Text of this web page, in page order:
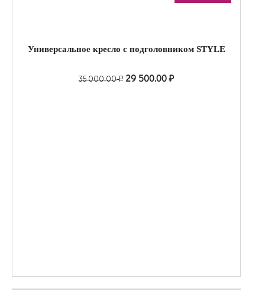
Универсальное кресло с подголовником STYLE
35 000.00 ₽ 29 500.00₽